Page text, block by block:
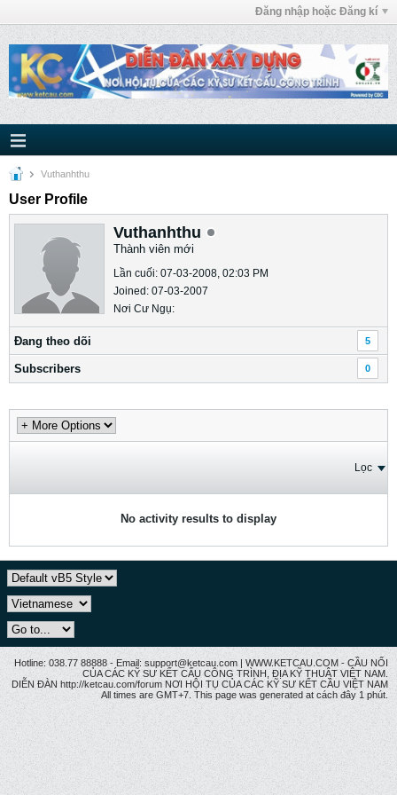
Đăng nhập hoặc Đăng kí
Vuthanhthu
User Profile
Vuthanhthu
Thành viên mới
Lần cuối: 07-03-2008, 02:03 PM
Joined: 07-03-2007
Nơi Cư Ngụ:
Ðang theo dõi 5
Subscribers 0
Lọc
No activity results to display
Hotline: 038.77 88888 - Email: support@ketcau.com | WWW.KETCAU.COM - CẦU NỐI
CỦA CÁC KỸ SƯ KẾT CẤU CÔNG TRÌNH, ĐỊA KỸ THUẬT VIỆT NAM.
DIỄN ĐÀN http://ketcau.com/forum NƠI HỘI TỤ CỦA CÁC KỸ SƯ KẾT CÂU VIỆT NAM
All times are GMT+7. This page was generated at cách đây 1 phút.